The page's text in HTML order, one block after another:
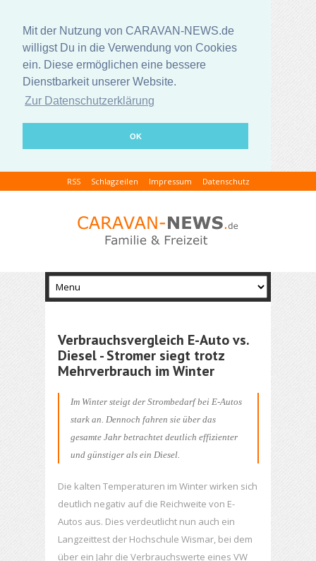
Mit der Nutzung von CARAVAN-NEWS.de
willigst Du in die Verwendung von Cookies
ein. Diese ermöglichen eine bessere
Dienstbarkeit unserer Website.
Zur Datenschutzerklärung
OK
RSS Schlagzeilen Impressum Datenschutz
Verbrauchsvergleich E-Auto vs.
Diesel - Stromer siegt trotz
Mehrverbrauch im Winter
Im Winter steigt der Strombedarf bei E-Autos
stark an. Dennoch fahren sie über das
gesamte Jahr betrachtet deutlich effizienter
und günstiger als ein Diesel.
Die kalten Temperaturen im Winter wirken sich
deutlich negativ auf die Reichweite von E-
Autos aus. Dies verdeutlicht nun auch ein
Langzeittest der Hochschule Wismar, bei dem
über ein Jahr die Verbrauchswerte eines VW